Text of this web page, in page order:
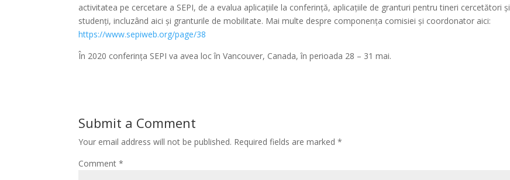
activitatea pe cercetare a SEPI, de a evalua aplicațiile la conferință, aplicațiile de granturi pentru tineri cercetători și
studenți, incluzând aici și granturile de mobilitate. Mai multe despre componența comisiei și coordonator aici:
https://www.sepiweb.org/page/38
În 2020 conferința SEPI va avea loc în Vancouver, Canada, în perioada 28 – 31 mai.
Submit a Comment
Your email address will not be published. Required fields are marked*
Comment*